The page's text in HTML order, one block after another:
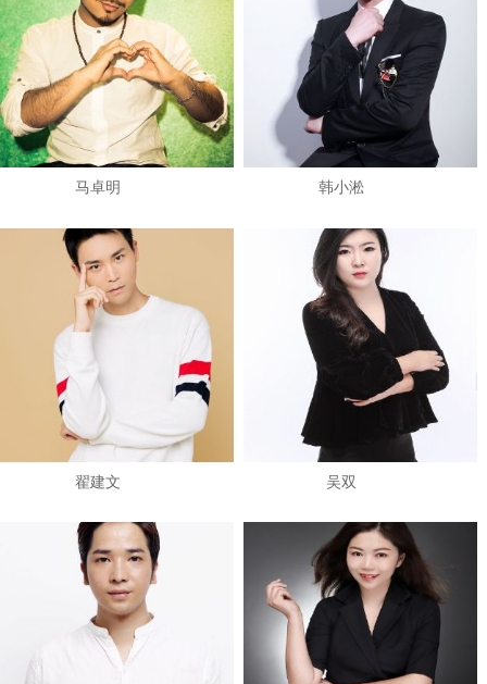
马卓明 韩小淞
翟建文 吴双